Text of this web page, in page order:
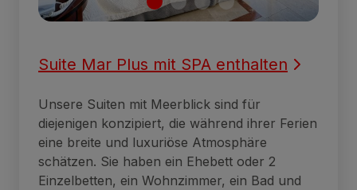
Suite Mar Plus mit SPA enthalten
Unsere Suiten mit Meerblick sind für
diejenigen konzipiert, die während ihrer Ferien
eine breite und luxuriöse Atmosphäre
schätzen. Sie haben ein Ehebett oder 2
Einzelbetten, ein Wohnzimmer, ein Bad und